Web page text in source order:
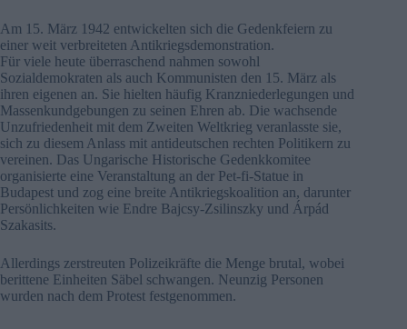
Am 15. März 1942 entwickelten sich die Gedenkfeiern zu
einer weit verbreiteten Antikriegsdemonstration.
Für viele heute überraschend nahmen sowohl
Sozialdemokraten als auch Kommunisten den 15. März als
ihren eigenen an. Sie hielten häufig Kranzniederlegungen und
Massenkundgebungen zu seinen Ehren ab. Die wachsende
Unzufriedenheit mit dem Zweiten Weltkrieg veranlasste sie,
sich zu diesem Anlass mit antideutschen rechten Politikern zu
vereinen. Das Ungarische Historische Gedenkkomitee
organisierte eine Veranstaltung an der Pet-fi-Statue in
Budapest und zog eine breite Antikriegskoalition an, darunter
Persönlichkeiten wie Endre Bajcsy-Zsilinszky und Árpád
Szakasits.
Allerdings zerstreuten Polizeikräfte die Menge brutal, wobei
berittene Einheiten Säbel schwangen. Neunzig Personen
wurden nach dem Protest festgenommen.